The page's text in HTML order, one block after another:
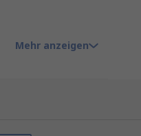
Mehr anzeigen